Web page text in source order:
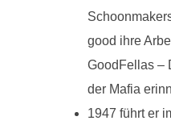
good ihre
GoodFellas –
der Mafia
1947 führt er